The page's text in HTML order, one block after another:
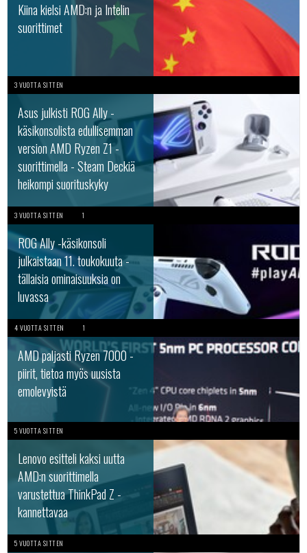
Kiina kielsi AMD:n ja Intelin
suorittimet
3 VUOTTA SITTEN
Asus julkisti ROG Ally -
käsikonsolista edullisemman
version AMD Ryzen Z1 -
suorittimella - Steam Deckiä
heikompi suorituskyky
3 VUOTTA SITTEN 1
ROG Ally -käsikonsoli
julkaistaan 11. toukokuuta -
tällaisia ominaisuuksia on
luvassa
4 VUOTTA SITTEN 1
AMD paljasti Ryzen 7000 -
piirit, tietoa myös uusista
emolevyistä
5 VUOTTA SITTEN
Lenovo esitteli kaksi uutta
AMD:n suorittimella
varustettua ThinkPad Z -
kannettavaa
5 VUOTTA SITTEN